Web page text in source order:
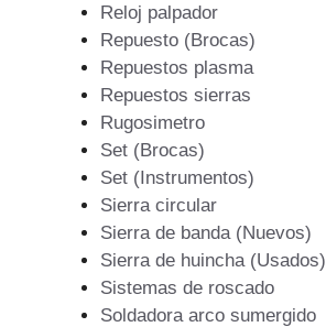
Reloj palpador
Repuesto (Brocas)
Repuestos plasma
Repuestos sierras
Rugosimetro
Set (Brocas)
Set (Instrumentos)
Sierra circular
Sierra de banda (Nuevos)
Sierra de huincha (Usados)
Sistemas de roscado
Soldadora arco sumergido